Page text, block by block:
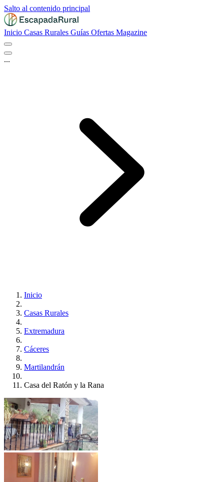
Salto al contenido principal
Inicio Casas Rurales Guías Ofertas Magazine
...
Inicio
Casas Rurales
Extremadura
Cáceres
Martilandrán
Casa del Ratón y la Rana